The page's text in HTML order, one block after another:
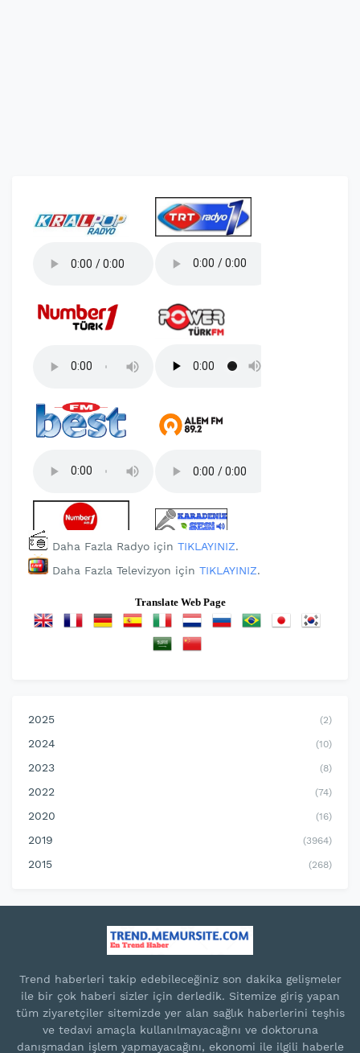
Daha Fazla Radyo için TIKLAYINIZ.
Daha Fazla Televizyon için TIKLAYINIZ.
Translate Web Page
2025 (2)
2024 (10)
2023 (8)
2022 (74)
2020 (16)
2019 (3964)
2015 (268)
Trend haberleri takip edebileceğiniz son dakika gelişmeler
ile bir çok haberi sizler için derledik. Sitemize giriş yapan
tüm ziyaretçiler sitemizde yer alan sağlık haberlerini teşhis
ve tedavi amaçla kullanılmayacağını ve doktoruna
danışmadan işlem yapmayacağını, ekonomi ile ilgili haberle